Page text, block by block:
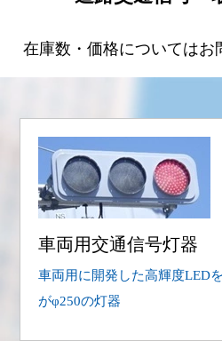
在庫数・価格についてはお
車両用交通信号灯器
車両用に開発した高輝度LED
がφ250の灯器